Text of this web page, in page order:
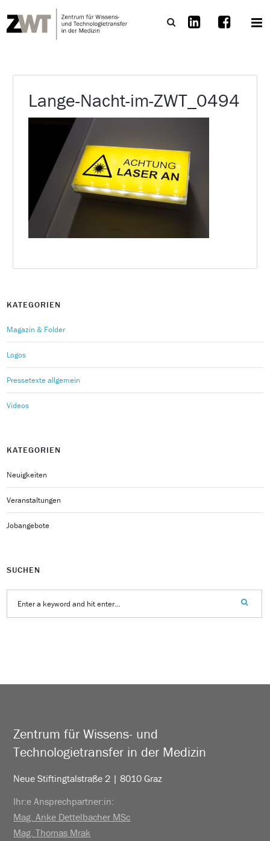
Lange-Nacht-im-ZWT_0494
KATEGORIEN
Magazin & Folder
Logos
Pressetexte allgemein
Videos
KATEGORIEN
Neuigkeiten
Veranstaltungen
Jobangebote
SUCHEN
Zentrum für Wissens- und
Technologietransfer in der Medizin
Neue Stiftingtalstraße 2 | 8010 Graz
Ihr:e Ansprechpartner:in:
Mag. Anke Dettelbacher MSc
Mag. Thomas Mrak